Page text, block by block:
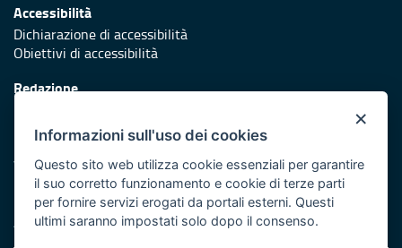
Accessibilità
Dichiarazione di accessibilità
Obiettivi di accessibilità
Redazione
Protezione civile
Vai al sito di Protezione Civile Puglia
Iniziativa finanziata con risorse del POR Puglia 2014/2020 -
Asse XI
×
Informazioni sull'uso dei cookies
Questo sito web utilizza cookie essenziali per garantire
il suo corretto funzionamento e cookie di terze parti
per fornire servizi erogati da portali esterni. Questi
ultimi saranno impostati solo dopo il consenso.